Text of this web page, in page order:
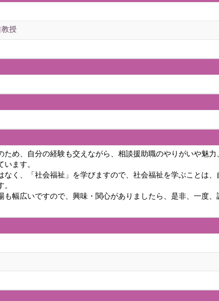
授
め、自分の経験も交えながら、相談援助職のやりがいや魅力
ます。
く、「社会福祉」を学びますので、社会福祉を学ぶことは、
幅広いですので、興味・関心がありましたら、是非、一度、